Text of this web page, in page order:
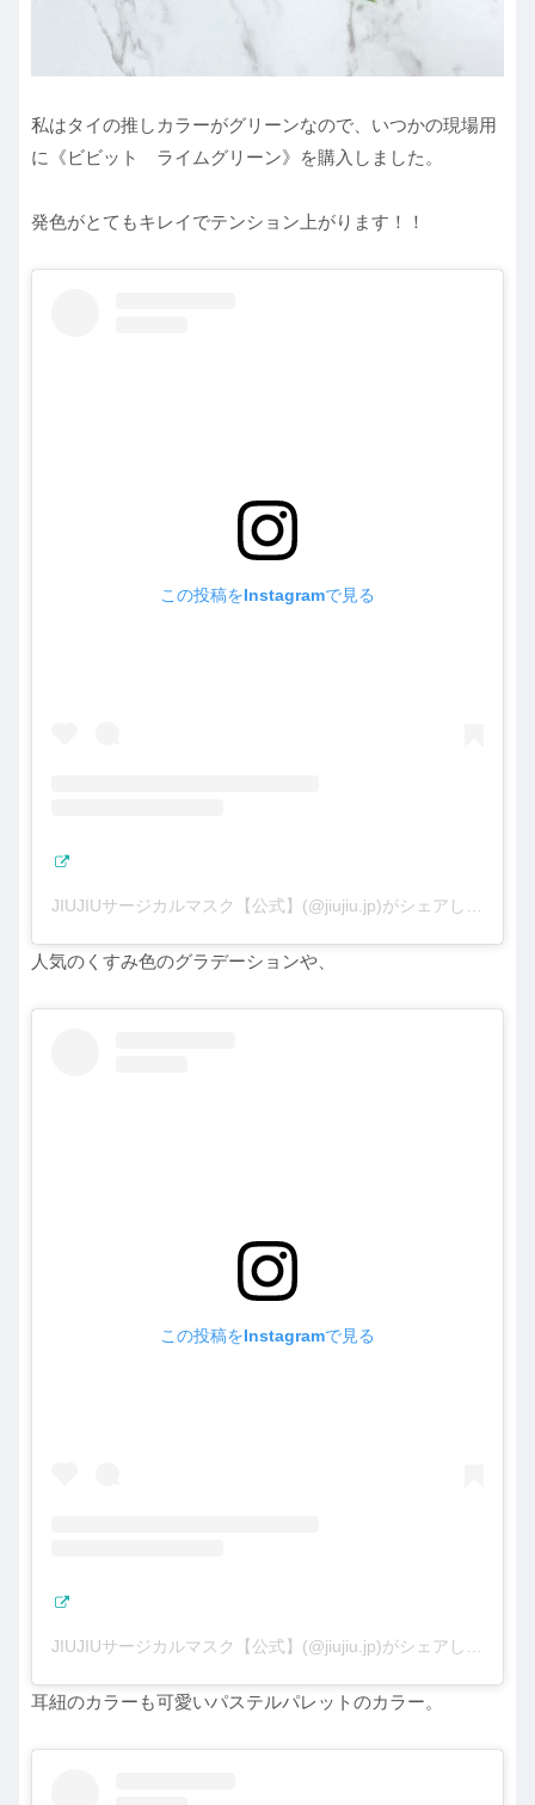
私はタイの推しカラーがグリーンなので、いつかの現場用
に《ビビット ライムグリーン》を購入しました。
発色がとてもキレイでテンション上がります！！
この投稿をInstagramで見る
JIUJIUサージカルマスク【公式】(@jiujiu.jp)がシェアした投稿
人気のくすみ色のグラデーションや、
この投稿をInstagramで見る
耳紐のカラーも可愛いパステルパレットのカラー。